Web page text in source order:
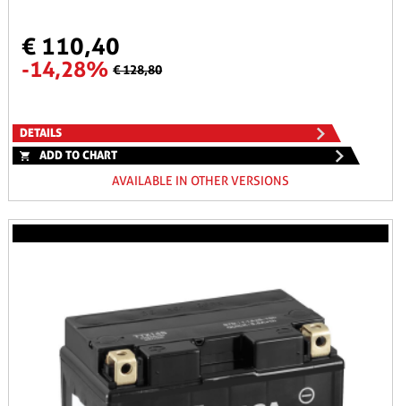
€ 110,40
-14,28% € 128,80
DETAILS
ADD TO CHART
AVAILABLE IN OTHER VERSIONS